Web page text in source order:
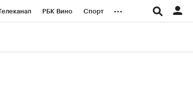
РБК Вино Спорт ...